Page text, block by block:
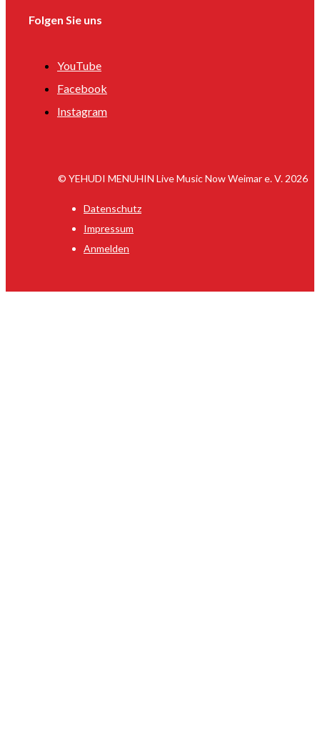
Folgen Sie uns
YouTube
Facebook
Instagram
© YEHUDI MENUHIN Live Music Now Weimar e. V. 2026
Datenschutz
Impressum
Anmelden